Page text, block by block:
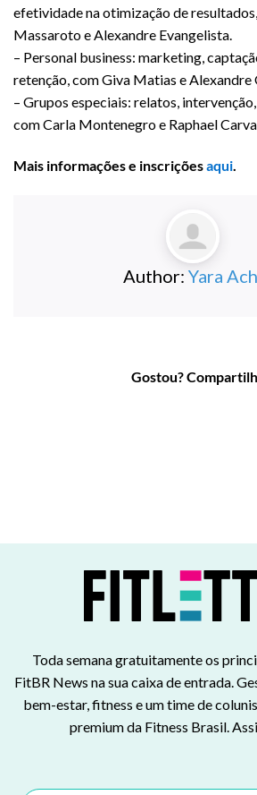
efetividade na otimização de
Massaroto e Alexandre Evangelista.
– Personal business: marketing,
retenção, com Giva Matias e Alexandre
– Grupos especiais: relatos,
com Carla Montenegro e Raphael
Mais informações e inscriçõesaqui.
Author: Yara
Gostou?
Toda semana gratuitamente os
FitBR News na sua caixa de entrada.
bem-estar, fitness e um time de
premium da Fitness Brasil.